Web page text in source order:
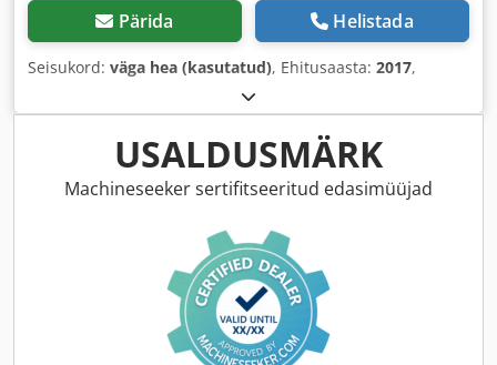
Pärida Helistada
Seisukord: väga hea (kasutatud), Ehitusaasta: 2017,
USALDUSMÄRK
Machineseeker sertifitseeritud edasimüüjad